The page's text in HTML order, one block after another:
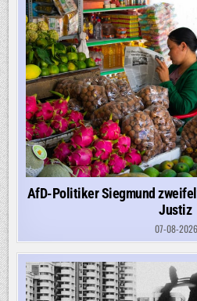
AfD-Politiker Siegmund
Justiz
07-08-2026